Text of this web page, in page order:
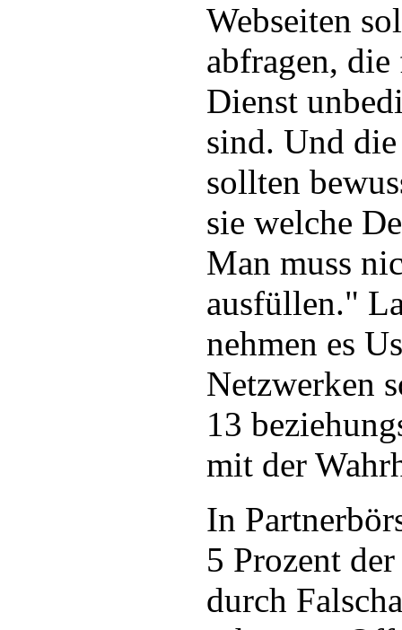
Webseiten
abfragen,
Dienst
sind. Und
sollten
sie welche
Man muss
ausfüllen."
nehmen es
Netzwerken
13
mit der
In
5 Prozent
durch